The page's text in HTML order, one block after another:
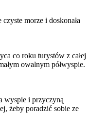
morze i doskonała
co roku turystów z całej
owalnym półwyspie.
wyspie i przyczyną
żeby poradzić sobie ze